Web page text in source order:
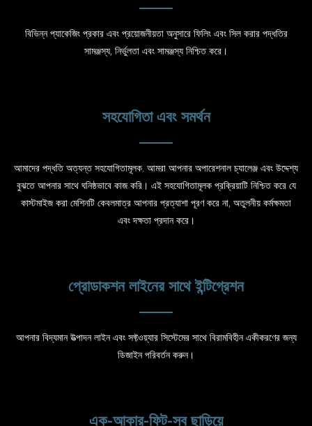
বিভিন্ন প্যাকেজিং প্রকার এবং প্রয়োজনীয়তা অনুসারে ফিলিং এবং সিল করার পদ্ধতির
সামঞ্জস্য, নির্ভুলতা এবং সামঞ্জস্য নিশ্চিত করে।
সহযোগিতা এবং সমর্থন
আমাদের পদ্ধতি অত্যন্ত সহযোগিতামূলক. আমরা আপনার অপারেশনাল চ্যালেঞ্জ এবং উদ্দেশ্য
বুঝতে আপনার সাথে ঘনিষ্ঠভাবে কাজ করি। এই সহযোগিতামূলক প্রক্রিয়াটি নিশ্চিত করে যে
কাস্টমাইজ করা মেশিনটি কেবলমাত্র আপনার প্রত্যাশা পূরণ করে না, অতুলনীয় কর্মক্ষমতা
এবং দক্ষতা প্রদান করে।
প্রোডাকশন লাইনের সাথে ইন্টিগ্রেশন
আপনার বিদ্যমান উত্পাদন লাইন এবং সফ্টওয়্যার সিস্টেমের সাথে বিরামবিহীন একীকরণের জন্য
ডিজাইন পরিবর্তন করুন।
এক-আকার-ফিট-সব ছাড়িয়ে